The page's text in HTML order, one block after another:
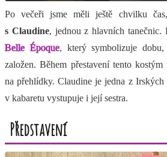
Po večeři jsme měli ještě chvilku
s Claudine, jednou z hlavních tanečnic.
Belle Époque, který symbolizuje
založen. Během přestavení tento
na přehlídky. Claudine je jedna z
v kabaretu vystupuje i její sestra.
Představení